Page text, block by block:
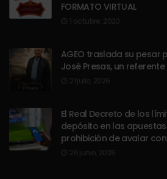
FORMATO VIRTUAL
AGEO traslada su pesar
José Presas, un
El Real Decreto de los
depósito en las
prohibición de avalar